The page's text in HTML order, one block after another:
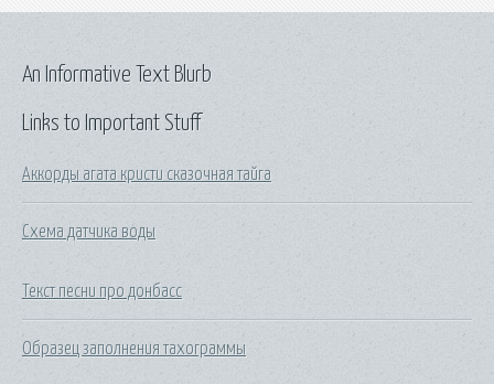
Links to Important Stuff
Аккорды агата кристи сказочная тайга
Схема датчика воды
Текст песни про донбасс
Образец заполнения тахограммы
An Informative Text Blurb